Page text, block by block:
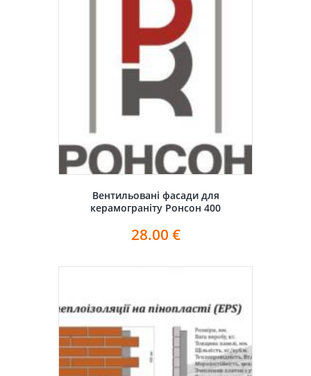
Вентильовані фасади для
керамограніту Ронсон 400
28.00 €